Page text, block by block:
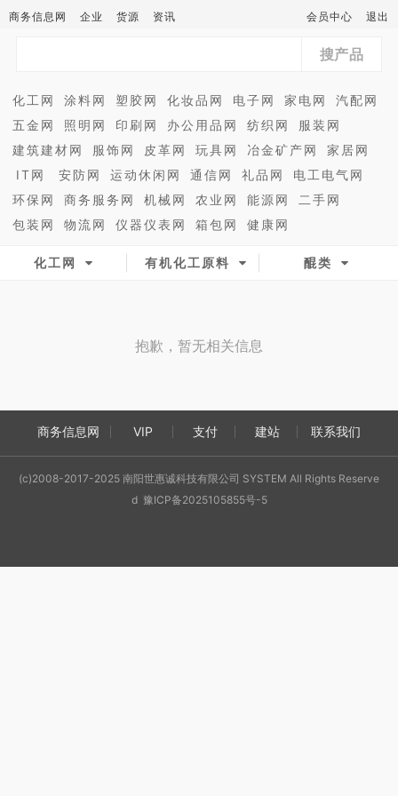
商务信息网 企业 货源 资讯 会员中心 退出
搜产品
化工网 涂料网 塑胶网 化妆品网 电子网 家电网
汽配网
五金网
照明网 印刷网 办公用品网 纺织网
服装网
建筑建材网
服饰网 皮革网 玩具网 冶金矿产网
家居网
IT网
安防网 运动休闲网 通信网 礼品网
电工电气网
环保网
商务服务网 机械网 农业网 能源网
二手网
包装网
物流网 仪器仪表网 箱包网 健康网
化工网 有机化工原料 醌类
抱歉，暂无相关信息
商务信息网 VIP 支付 建站 联系我们
(c)2008-2017-2025 南阳世惠诚科技有限公司 SYSTEM All Rights Reserve
d 豫ICP备2025105855号-5